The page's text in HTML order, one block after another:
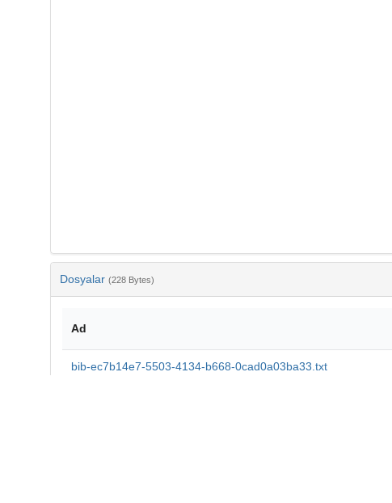
Dosyalar (228 Bytes)
Ad
bib-ec7b14e7-5503-4134-b668-0cad0a03ba33.txt